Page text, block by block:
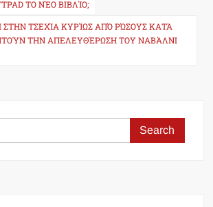
ΤΟ ΝΈΟ ΒΙΒΛΊΟ;
ΣΤΗΝ ΤΣΕΧΊΑ ΚΥΡΊΩΣ ΑΠΌ ΡΏΣΟΥΣ ΚΑΤΆ
ΤΗΝ ΑΠΕΛΕΥΘΈΡΩΣΗ ΤΟΥ ΝΑΒΆΛΝΙ
Search
for: